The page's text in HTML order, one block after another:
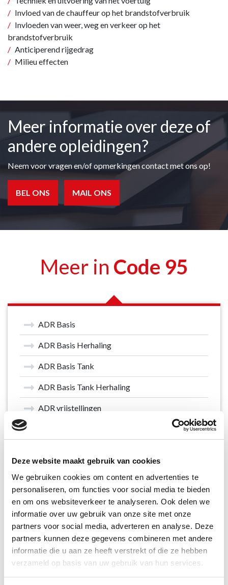
Deze website maakt gebruik van cookies
We gebruiken cookies om content en advertenties te
personaliseren, om functies voor social media te bieden
en om ons websiteverkeer te analyseren. Ook delen we
informatie over uw gebruik van onze site met onze
partners voor social media, adverteren en analyse. Deze
partners kunnen deze gegevens combineren met andere
informatie die u aan ze heeft verstrekt of die ze hebben
verzameld op basis van uw gebruik van hun services.
Invloed van de chauffeur op het brandstofverbruik
Invloeden van weer, weg en verkeer op het
brandstofverbruik
Anticiperend rijgedrag
Milieu effecten
Meer informatie over deze of
andere opleidingen?
Neem voor vragen en/of opmerkingen contact met ons op!
BEL ONS MAIL ONS
Meer in Code 95
ADR Basis
ADR Basis Herhaling
ADR Basis Tank
ADR Basis Tank Herhaling
ADR vrijstellingen
Fysieke belasting
Criminaliteitspreventie
Digitale Tachograaf
EHBO
Het nieuwe rijden